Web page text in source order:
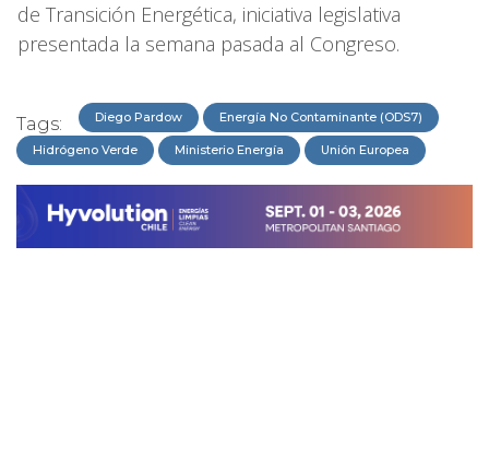
de Transición Energética, iniciativa legislativa
presentada la semana pasada al Congreso.
Tags: Diego Pardow Energía No Contaminante (ODS7)
Hidrógeno Verde Ministerio Energía Unión Europea